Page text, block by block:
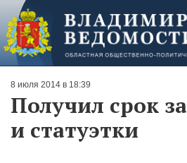
8 июля 2014 в 18:39
Получил срок
и статуэтки